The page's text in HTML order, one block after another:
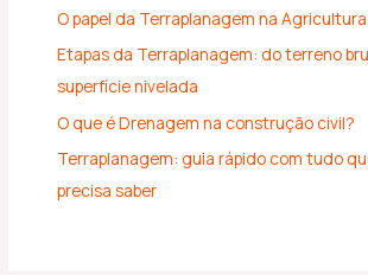
O papel da Terraplanagem na Agricultura
Etapas da Terraplanagem: do terreno
superfície nivelada
O que é Drenagem na construção civil?
Terraplanagem: guia rápido com tudo
precisa saber